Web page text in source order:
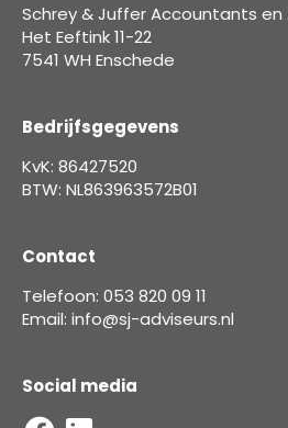
Schrey & Juffer Accountants en
Het Eeftink 11-22
7541 WH Enschede
Bedrijfsgegevens
KvK: 86427520
BTW: NL863963572B01
Contact
Telefoon: 053 820 09 11
Email: info@sj-adviseurs.nl
Social media